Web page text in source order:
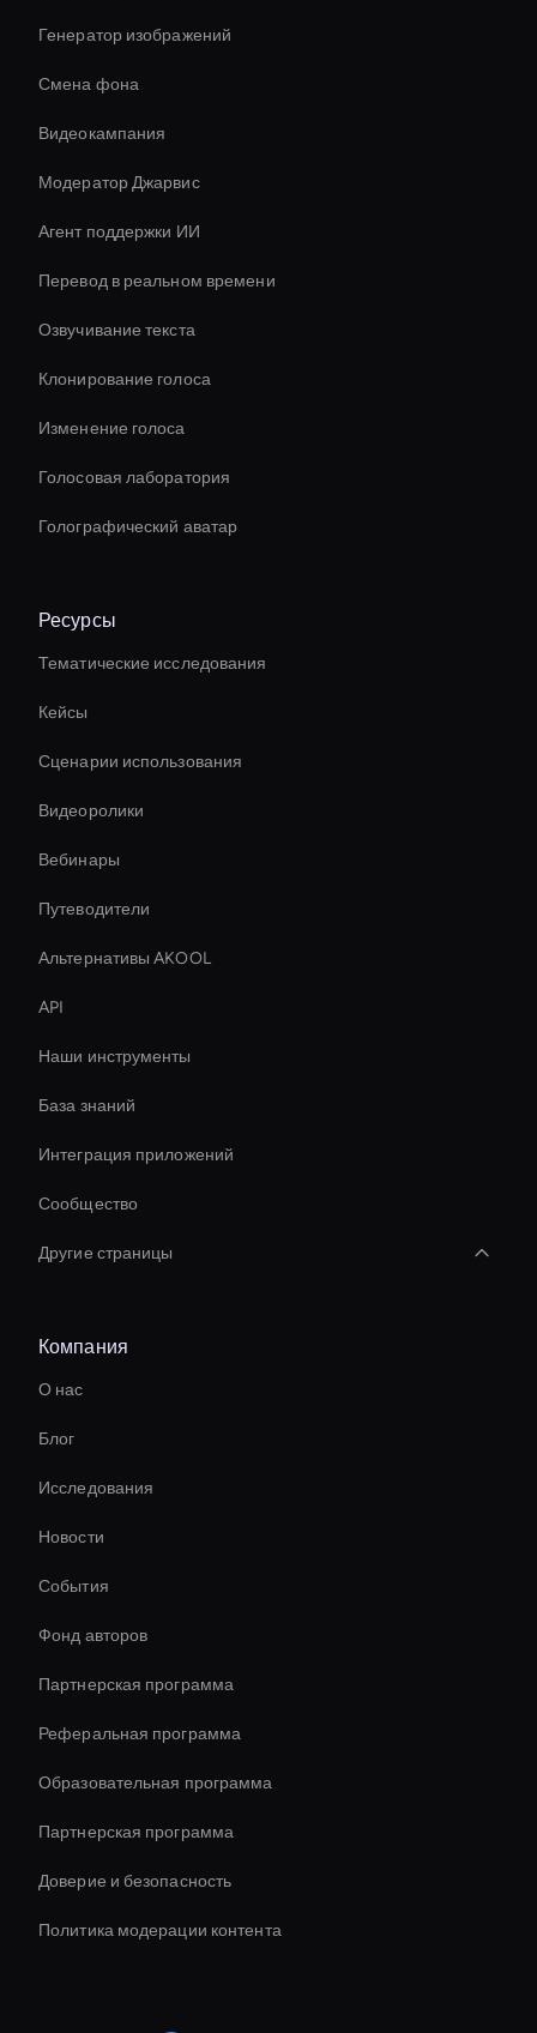
Генератор изображений
Смена фона
Видеокампания
Модератор Джарвис
Агент поддержки ИИ
Перевод в реальном времени
Озвучивание текста
Клонирование голоса
Изменение голоса
Голосовая лаборатория
Голографический аватар
Ресурсы
Тематические исследования
Кейсы
Сценарии использования
Видеоролики
Вебинары
Путеводители
Альтернативы AKOOL
API
Наши инструменты
База знаний
Интеграция приложений
Сообщество
Другие страницы
3d Holographic Avatar
Ai Avatar For Marketing
Virtual Assistant For Business
Инструмент для обрезки видео AI
Enterprise Ai Avatar Solutions
Enterprise Solutions For Ai Avatars
Ai Avatar For Training
Компания
О нас
Блог
Исследования
Новости
События
Фонд авторов
Партнерская программа
Реферальная программа
Образовательная программа
Партнерская программа
Доверие и безопасность
Политика модерации контента